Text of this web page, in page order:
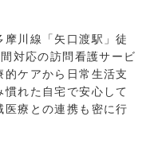
川線「矢口渡駅」徒
対応の訪問看護サービ
ケアから日常生活支
れた自宅で安心して
療との連携も密に行